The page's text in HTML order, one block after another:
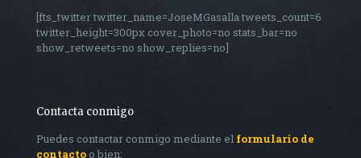
[fts_twitter twitter_name=JoseMGasalla tweets_count=6
twitter_height=300px cover_photo=no stats_bar=no
show_retweets=no show_replies=no]
Contacta conmigo
Puedes contactar conmigo mediante el formulario de
contacto o bien: